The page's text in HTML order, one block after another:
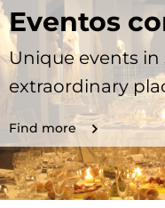
Eventos
Unique events
extraordinary
Find more